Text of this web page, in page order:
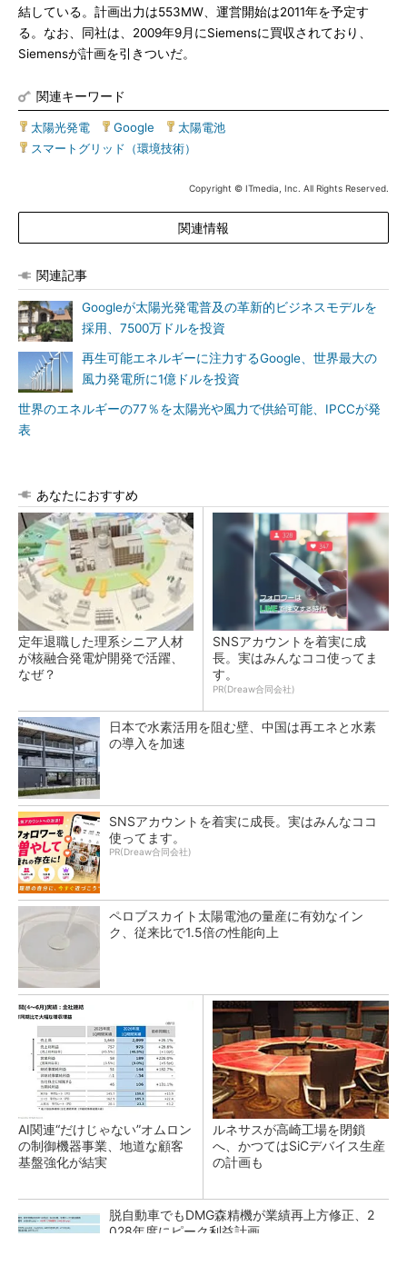
結している。計画出力は553MW、運営開始は2011年を予定す
る。なお、同社は、2009年9月にSiemensに買収されており、
Siemensが計画を引きついだ。
関連キーワード
太陽光発電 Google 太陽電池
スマートグリッド（環境技術）
Copyright © ITmedia, Inc. All Rights Reserved.
関連情報
関連記事
Googleが太陽光発電普及の革新的ビジネスモデルを
採用、7500万ドルを投資
再生可能エネルギーに注力するGoogle、世界最大の
風力発電所に1億ドルを投資
世界のエネルギーの77％を太陽光や風力で供給可能、IPCCが発
表
あなたにおすすめ
定年退職した理系シニア人材
が核融合発電炉開発で活躍、
なぜ？
SNSアカウントを着実に成
長。実はみんなココ使ってま
す。
PR(Dreaw合同会社)
日本で水素活用を阻む壁、中国は再エネと水素
の導入を加速
SNSアカウントを着実に成長。実はみんなココ
使ってます。
PR(Dreaw合同会社)
ペロブスカイト太陽電池の量産に有効なイン
ク、従来比で1.5倍の性能向上
AI関連“だけじゃない”オムロン
の制御機器事業、地道な顧客
基盤強化が結実
ルネサスが高崎工場を閉鎖
へ、かつてはSiCデバイス生産
の計画も
脱自動車でもDMG森精機が業績再上方修正、2
028年度にピーク利益計画